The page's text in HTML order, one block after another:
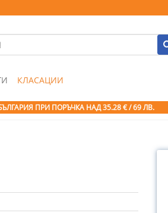
КЛАСАЦИИ
ПРИ ПОРЪЧКА НАД 35.28 € / 69 ЛВ.